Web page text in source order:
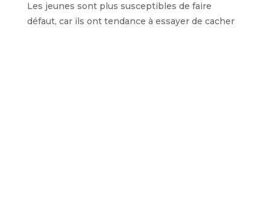
Les jeunes sont plus susceptibles de faire
défaut, car ils ont tendance à essayer de cacher